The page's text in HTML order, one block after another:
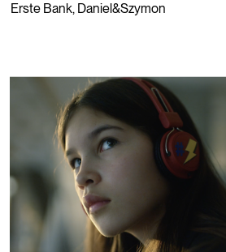
Erste Bank, Daniel&Szymon